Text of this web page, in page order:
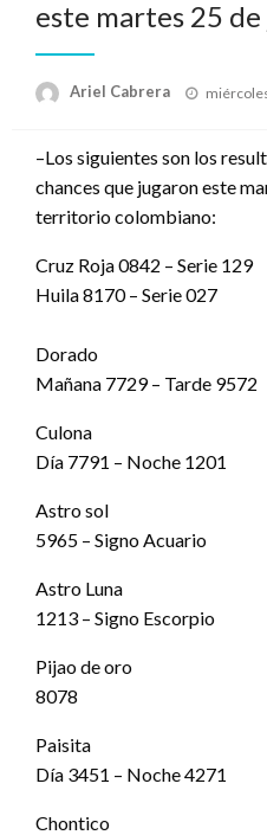
este martes 25
Ariel Cabrera
Publicado
–Los siguientes son los
chances que jugaron este
territorio colombiano:
Cruz Roja 0842 – Serie 129
Huila 8170 – Serie 027
Dorado
Mañana 7729 – Tarde 9572
Culona
Día 7791 – Noche 1201
Astro sol
5965 – Signo Acuario
Astro Luna
1213 – Signo Escorpio
Pijao de oro
8078
Paisita
Día 3451 – Noche 4271
Chontico